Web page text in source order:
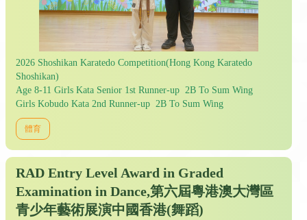
2026 Shoshikan Karatedo Competition(Hong Kong Karatedo
Shoshikan)
Age 8-11 Girls Kata Senior 1st Runner-up 2B To Sum Wing
Girls Kobudo Kata 2nd Runner-up 2B To Sum Wing
體育
RAD Entry Level Award in Graded
Examination in Dance,第六屆粵港澳大灣區
青少年藝術展演中國香港(舞蹈)